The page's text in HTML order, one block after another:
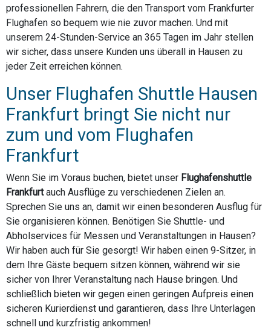
professionellen Fahrern, die den Transport vom Frankfurter
Flughafen so bequem wie nie zuvor machen. Und mit
unserem 24-Stunden-Service an 365 Tagen im Jahr stellen
wir sicher, dass unsere Kunden uns überall in Hausen zu
jeder Zeit erreichen können.
Unser Flughafen Shuttle Hausen
Frankfurt bringt Sie nicht nur
zum und vom Flughafen
Frankfurt
Wenn Sie im Voraus buchen, bietet unser Flughafenshuttle
Frankfurtauch Ausflüge zu verschiedenen Zielen an.
Sprechen Sie uns an, damit wir einen besonderen Ausflug für
Sie organisieren können. Benötigen Sie Shuttle- und
Abholservices für Messen und Veranstaltungen in Hausen?
Wir haben auch für Sie gesorgt! Wir haben einen 9-Sitzer, in
dem Ihre Gäste bequem sitzen können, während wir sie
sicher von Ihrer Veranstaltung nach Hause bringen. Und
schließlich bieten wir gegen einen geringen Aufpreis einen
sicheren Kurierdienst und garantieren, dass Ihre Unterlagen
schnell und kurzfristig ankommen!